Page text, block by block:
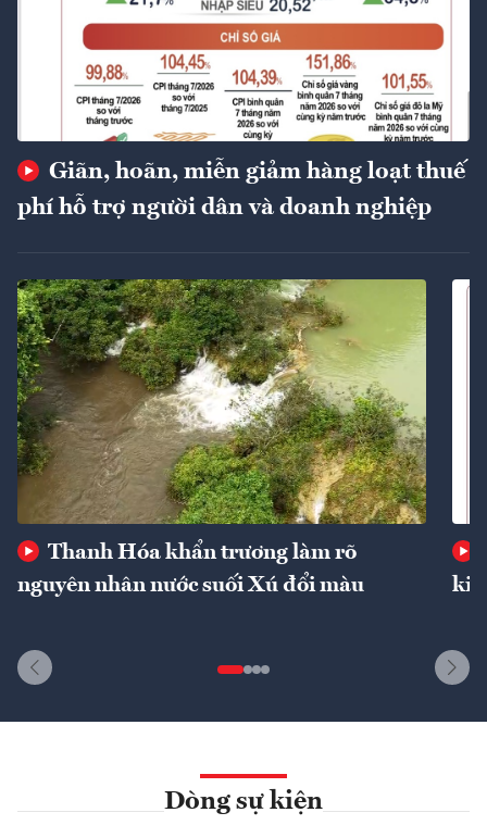
Giãn, hoãn, miễn giảm hàng loạt thuế
phí hỗ trợ người dân và doanh nghiệp
Thanh Hóa khẩn trương làm rõ
nguyên nhân nước suối Xú đổi màu
Dòng sự kiện